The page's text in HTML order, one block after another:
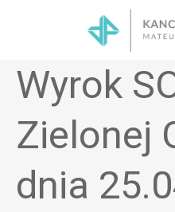
Wyrok
Zielonej
dnia